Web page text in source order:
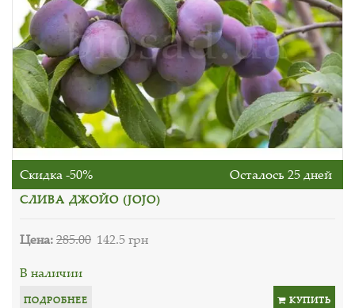
Скидка -50% Осталось 25 дней
СЛИВА ДЖОЙО (JOJO)
Цена:285.00 142.5 грн
В наличии
ПОДРОБНЕЕ КУПИТЬ